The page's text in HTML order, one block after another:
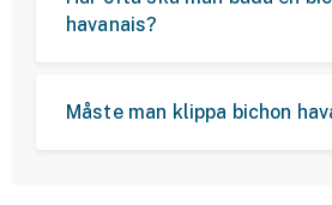
havanais?
Måste man klippa bichon